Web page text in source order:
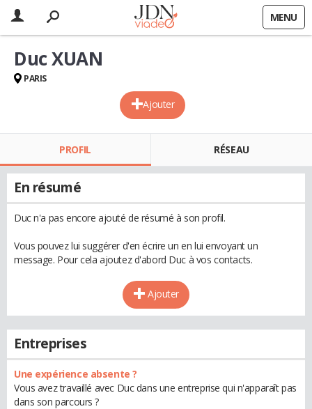
MENU
Ajouter
Duc XUAN
PARIS
PROFIL RÉSEAU
En résumé
Duc n'a pas encore ajouté de résumé à son profil.
Vous pouvez lui suggérer d'en écrire un en lui envoyant un
message. Pour cela ajoutez d'abord Duc à vos contacts.
Ajouter
Entreprises
Une expérience absente ?
Vous avez travaillé avec Duc dans une entreprise qui n'apparaît pas
dans son parcours ?